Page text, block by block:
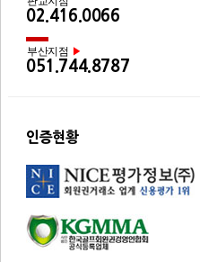
02.416.0066
부산지점 ▶
051.744.8787
인증현황